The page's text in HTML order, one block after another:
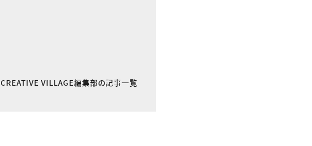
CREATIVE VILLAGE編集部の記事一覧